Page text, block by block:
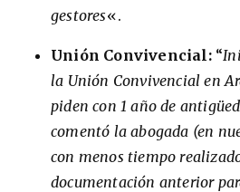
gestores«.
Unión Convivencial:“
la Unión Convivencial en
piden con 1 año de
comentó la abogada (en
con menos tiempo
documentación anterior